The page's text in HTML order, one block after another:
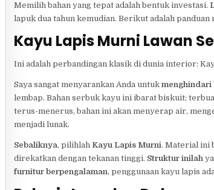
Memilih bahan yang tepat adalah bentuk investasi.
lapuk dua tahun kemudian. Berikut adalah panduan
Kayu Lapis Murni Lawan
Ini adalah perbandingan klasik di dunia interior:
Saya sangat menyarankan Anda untuk menghindari
lembap. Bahan serbuk kayu ini ibarat biskuit;
terus-menerus, bahan ini akan menyerap air,
menjadi lunak.
Sebaliknya, pilihlah Kayu Lapis Murni. Material ini
direkatkan dengan tekanan tinggi. Struktur inilah
furnitur berpengalaman, penggunaan kayu lapis